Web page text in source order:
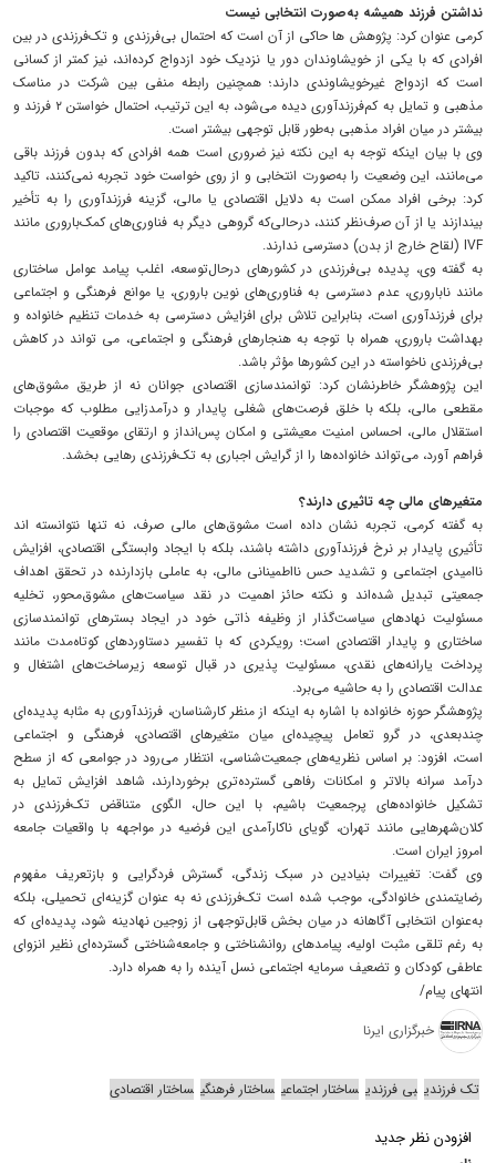
نداشتن فرزند همیشه به‌صورت انتخابی نیست
کرمی عنوان کرد: پژوهش ها حاکی از آن است که احتمال بی‌فرزندی و تک‌فرزندی در بین
افرادی که با یکی از خویشاوندان دور یا نزدیک خود ازدواج کرده‌اند، نیز کمتر از کسانی
است که ازدواج غیرخویشاوندی دارند؛ همچنین رابطه منفی بین شرکت در مناسک
مذهبی و تمایل به کم‌فرزندآوری دیده می‌شود، به این ترتیب، احتمال خواستن ۲ فرزند و
بیشتر در میان افراد مذهبی به‌طور قابل توجهی بیشتر است.
وی با بیان اینکه توجه به این نکته نیز ضروری است همه افرادی که بدون فرزند باقی
می‌مانند، این وضعیت را به‌صورت انتخابی و از روی خواست خود تجربه نمی‌کنند، تاکید
کرد: برخی افراد ممکن است به‌ دلایل اقتصادی یا مالی، گزینه فرزندآوری را به تأخیر
بیندازند یا از آن صرف‌نظر کنند، درحالی‌که گروهی دیگر به فناوری‌های کمک‌باروری مانند
IVF (لقاح خارج از بدن) دسترسی ندارند.
به گفته وی، پدیده بی‌فرزندی در کشورهای درحال‌توسعه، اغلب پیامد عوامل ساختاری
مانند ناباروری، عدم دسترسی به فناوری‌های نوین باروری، یا موانع فرهنگی و اجتماعی
برای فرزندآوری است، بنابراین تلاش برای افزایش دسترسی به خدمات تنظیم خانواده و
بهداشت باروری، همراه با توجه به هنجارهای فرهنگی و اجتماعی، می تواند در کاهش
بی‌فرزندی ناخواسته در این کشورها مؤثر باشد.
این پژوهشگر خاطرنشان کرد: توانمندسازی اقتصادی جوانان نه از طریق مشوق‌های
مقطعی مالی، بلکه با خلق فرصت‌های شغلی پایدار و درآمدزایی مطلوب که موجبات
استقلال مالی، احساس امنیت معیشتی و امکان پس‌انداز و ارتقای موقعیت اقتصادی را
فراهم آورد، می‌تواند خانواده‌ها را از گرایش اجباری به تک‌فرزندی رهایی بخشد.
متغیرهای مالی چه تاثیری دارند؟
به گفته کرمی، تجربه نشان داده است مشوق‌های مالی صرف، نه تنها نتوانسته اند
تأثیری پایدار بر نرخ فرزندآوری داشته باشند، بلکه با ایجاد وابستگی اقتصادی، افزایش
ناامیدی اجتماعی و تشدید حس نااطمینانی مالی، به عاملی بازدارنده در تحقق اهداف
جمعیتی تبدیل شده‌اند و نکته حائز اهمیت در نقد سیاست‌های مشوق‌محور، تخلیه
مسئولیت نهادهای سیاست‌گذار از وظیفه ذاتی خود در ایجاد بسترهای توانمندسازی
ساختاری و پایدار اقتصادی است؛ رویکردی که با تفسیر دستاوردهای کوتاه‌مدت مانند
پرداخت یارانه‌های نقدی، مسئولیت پذیری در قبال توسعه زیرساخت‌های اشتغال و
عدالت اقتصادی را به حاشیه می‌برد.
پژوهشگر حوزه خانواده با اشاره به اینکه از منظر کارشناسان، فرزندآوری به مثابه پدیده‌ای
چندبعدی، در گرو تعامل پیچیده‌ای میان متغیرهای اقتصادی، فرهنگی و اجتماعی
است، افزود: بر اساس نظریه‌های جمعیت‌شناسی، انتظار می‌رود در جوامعی که از سطح
درآمد سرانه بالاتر و امکانات رفاهی گسترده‌تری برخوردارند، شاهد افزایش تمایل به
تشکیل خانواده‌های پرجمعیت باشیم، با این حال، الگوی متناقض تک‌فرزندی در
کلان‌شهرهایی مانند تهران، گویای ناکارآمدی این فرضیه در مواجهه با واقعیات جامعه
امروز ایران است.
وی گفت: تغییرات بنیادین در سبک زندگی، گسترش فردگرایی و بازتعریف مفهوم
رضایتمندی خانوادگی، موجب شده است تک‌فرزندی نه به عنوان گزینه‌ای تحمیلی، بلکه
به‌عنوان انتخابی آگاهانه در میان بخش قابل‌توجهی از زوجین نهادینه شود، پدیده‌ای که
به رغم تلقی مثبت اولیه، پیامدهای روانشناختی و جامعه‌شناختی گسترده‌ای نظیر انزوای
عاطفی کودکان و تضعیف سرمایه اجتماعی نسل آینده را به همراه دارد.
انتهای پیام/
خبرگزاری ایرنا
تک فرزندی بی فرزندی ساختار اجتماعی ساختار فرهنگی ساختار اقتصادی
افزودن نظر جدید